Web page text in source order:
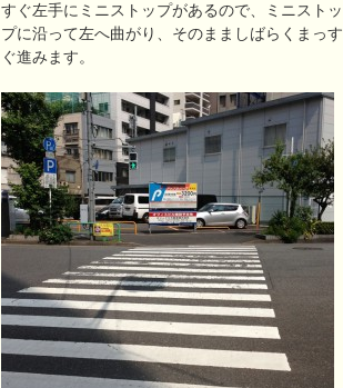
すぐ左手にミニストップがあるので、ミニストッ
プに沿って左へ曲がり、そのまましばらくまっす
ぐ進みます。